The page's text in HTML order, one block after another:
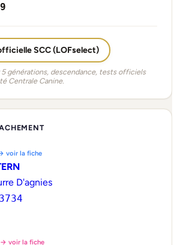
SCC (LOFselect)
générations, descendance, tests officiels
Centrale Canine.
voir la fiche
D'agnies
→ voir la fiche